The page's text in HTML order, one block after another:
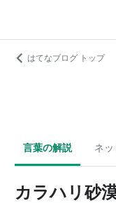
はてなブログ トップ
言葉の解説 ネ
カラハリ砂